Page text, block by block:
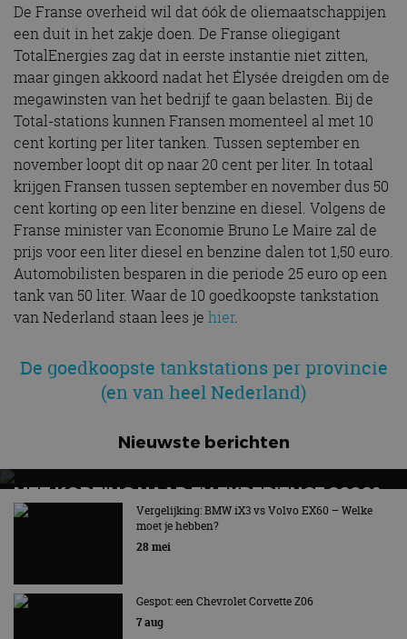
De Franse overheid wil dat óók de oliemaatschappijen
een duit in het zakje doen. De Franse oliegigant
TotalEnergies zag dat in eerste instantie niet zitten,
maar gingen akkoord nadat het Élysée dreigden om de
megawinsten van het bedrijf te gaan belasten. Bij de
Total-stations kunnen Fransen momenteel al met 10
cent korting per liter tanken. Tussen september en
november loopt dit op naar 20 cent per liter. In totaal
krijgen Fransen tussen september en november dus 50
cent korting op een liter benzine en diesel. Volgens de
Franse minister van Economie Bruno Le Maire zal de
prijs voor een liter diesel en benzine dalen tot 1,50 euro.
Automobilisten besparen in die periode 25 euro op een
tank van 50 liter. Waar de 10 goedkoopste tankstation
van Nederland staan lees je hier.
De goedkoopste tankstations per provincie
(en van heel Nederland)
Nieuwste berichten
MET KORTING NAAR EV EXPERIENCE 2026?
AUTORAI REGELT HET!
EV Experience 2026 van 24 tot 26 september
Vergelijking: BMW iX3 vs Volvo EX60 – Welke
moet je hebben?
28 mei
Gespot: een Chevrolet Corvette Z06
7 aug